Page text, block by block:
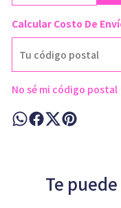
Calcular Costo De
No sé mi código postal
Te